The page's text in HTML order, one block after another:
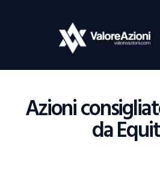
Azioni
da
Home
Investimenti
Borsa
Guide Al Trading
Criptovalute